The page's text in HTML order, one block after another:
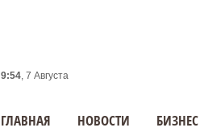
9:54, 7 Августа
ГЛАВНАЯ НОВОСТИ БИЗНЕС